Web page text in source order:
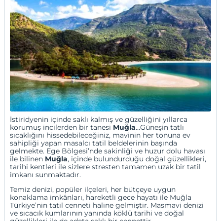
İstiridyenin içinde saklı kalmış ve güzelliğini yıllarca
korumuş incilerden bir tanesi Muğla...Güneşin tatlı
sıcaklığını hissedebileceğiniz, mavinin her tonuna ev
sahipliği yapan masalcı tatil beldelerinin başında
gelmekte. Ege Bölgesi’nde sakinliği ve huzur dolu havası
ile bilinen Muğla, içinde bulundurduğu doğal güzellikleri,
tarihi kentleri ile sizlere stresten tamamen uzak bir tatil
imkanı sunmaktadır.
Temiz denizi, popüler ilçeleri, her bütçeye uygun
konaklama imkânları, hareketli gece hayatı ile Muğla
Türkiye’nin tatil cenneti haline gelmiştir. Masmavi denizi
ve sıcacık kumlarının yanında köklü tarihi ve doğal